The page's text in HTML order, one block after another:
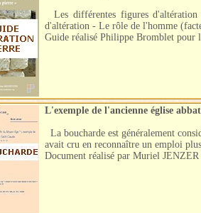
Les différentes figures d'altération
d'altération - Le rôle de l'homme
Guide réalisé Philippe Bromblet
L'exemple de l'ancienne église
La boucharde est généralement
avait cru en reconnaître un emploi
Document réalisé par Muriel